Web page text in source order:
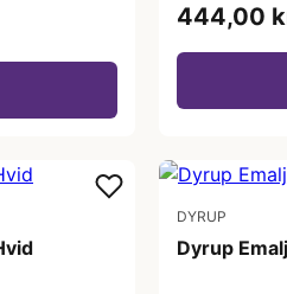
444,00
DYRUP
Dyrup